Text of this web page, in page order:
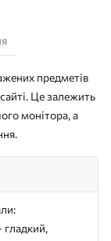
предметів
Це залежить
монітора, а
гладкий,